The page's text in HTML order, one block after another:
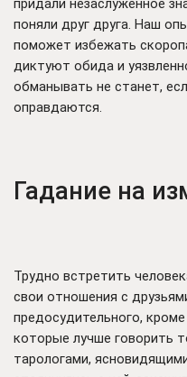
придали незаслуженное
поняли друг друга. Наш
поможет избежать
диктуют обида и
обманывать не станет,
оправдаются.
Гадание на
Трудно встретить
свои отношения с
предосудительного,
которые лучше говорить
тарологами,